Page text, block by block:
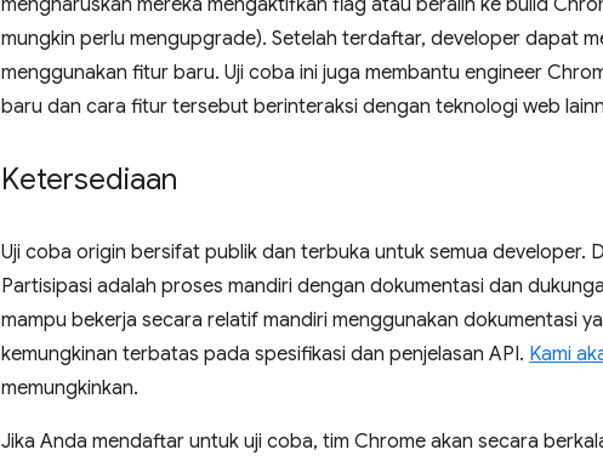
mengharuskan mereka mengaktifkan flag atau beralih ke build
mungkin perlu mengupgrade). Setelah terdaftar, developer dapat
menggunakan fitur baru. Uji coba ini juga membantu engineer
baru dan cara fitur tersebut berinteraksi dengan teknologi web
Ketersediaan
Uji coba origin bersifat publik dan terbuka untuk semua developer.
Partisipasi adalah proses mandiri dengan dokumentasi dan
mampu bekerja secara relatif mandiri menggunakan dokumentasi
kemungkinan terbatas pada spesifikasi dan penjelasan API. Kami
memungkinkan.
Jika Anda mendaftar untuk uji coba, tim Chrome akan secara